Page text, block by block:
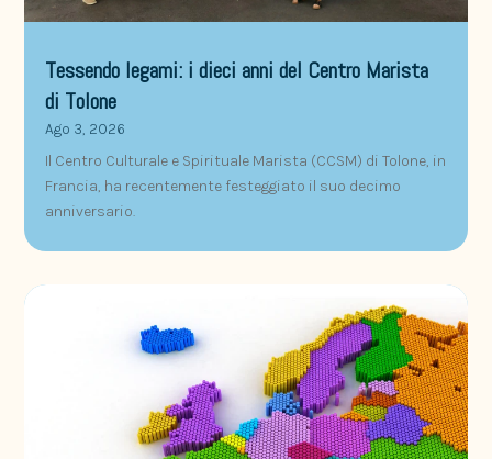
Tessendo legami: i dieci anni del Centro Marista
di Tolone
Ago 3, 2026
Il Centro Culturale e Spirituale Marista (CCSM) di Tolone, in
Francia, ha recentemente festeggiato il suo decimo
anniversario.